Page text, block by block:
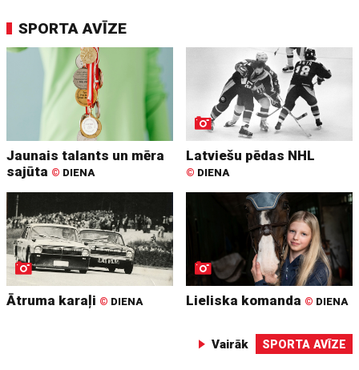
SPORTA AVĪZE
Jaunais talants un mēra
sajūta © DIENA
Latviešu pēdas NHL
© DIENA
Ātruma karaļi © DIENA Lieliska komanda © DIENA
Vairāk SPORTA AVĪZE